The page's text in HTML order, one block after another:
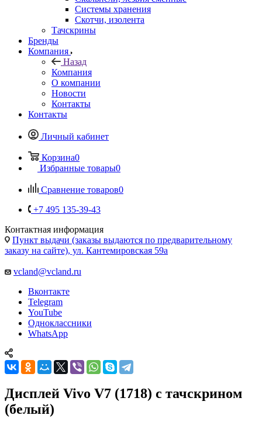
Назад
Компания
О компании
Новости
Контакты
Контакты
Личный кабинет
Корзина
Избранные товары
Сравнение товаров
+7 495 135-39-43
Контактная информация
Пункт выдачи (заказы выдаются по предварительному
заказу на сайте), ул. Кантемировская 59а
vcland@vcland.ru
Вконтакте
Telegram
YouTube
Одноклассники
WhatsApp
Дисплей Vivo V7 (1718) с тачскрином
(белый)
Главная
—
Каталог